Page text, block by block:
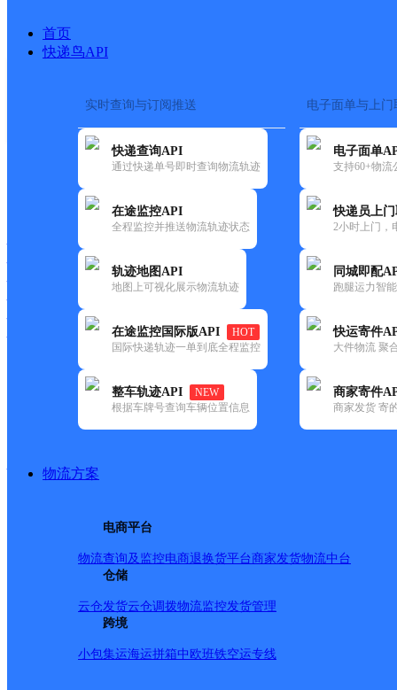
首页
快递鸟API
实时查询与订阅推送
快递查询API
通过快递单号即时查询物流轨迹
在途监控API
全程监控并推送物流轨迹状态
轨迹地图API
地图上可视化展示物流轨迹
在途监控国际版API
HOT
国际快递轨迹一单到底全程监控
整车轨迹API
NEW
根据车牌号查询车辆位置信息
电子面单与上门
电子面单
支持60+物流
快递员上
2小时上门，
同城即配
跑腿运力智
快运寄件
大件物流 聚
商家寄件
商家发货 寄
物流方案
电商平台
物流查询及监控电商退换货平台商家发货物流中台
仓储
云仓发货云仓调拨物流监控发货管理
跨境
小包集运海运拼箱中欧班铁空运专线
快递大全 > 快递网点
快递大全 快运大全
城市：福州市 ✕ 清空已选
快递(55) 邮政国内(237)
福州市,快递网点
时代果园驿站
更多号码地址：讲堂路81号时代果园（世欧王庄二
详情